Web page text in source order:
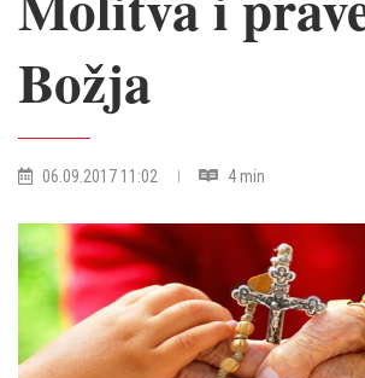
Božja
06.09.2017 11:02 4 min